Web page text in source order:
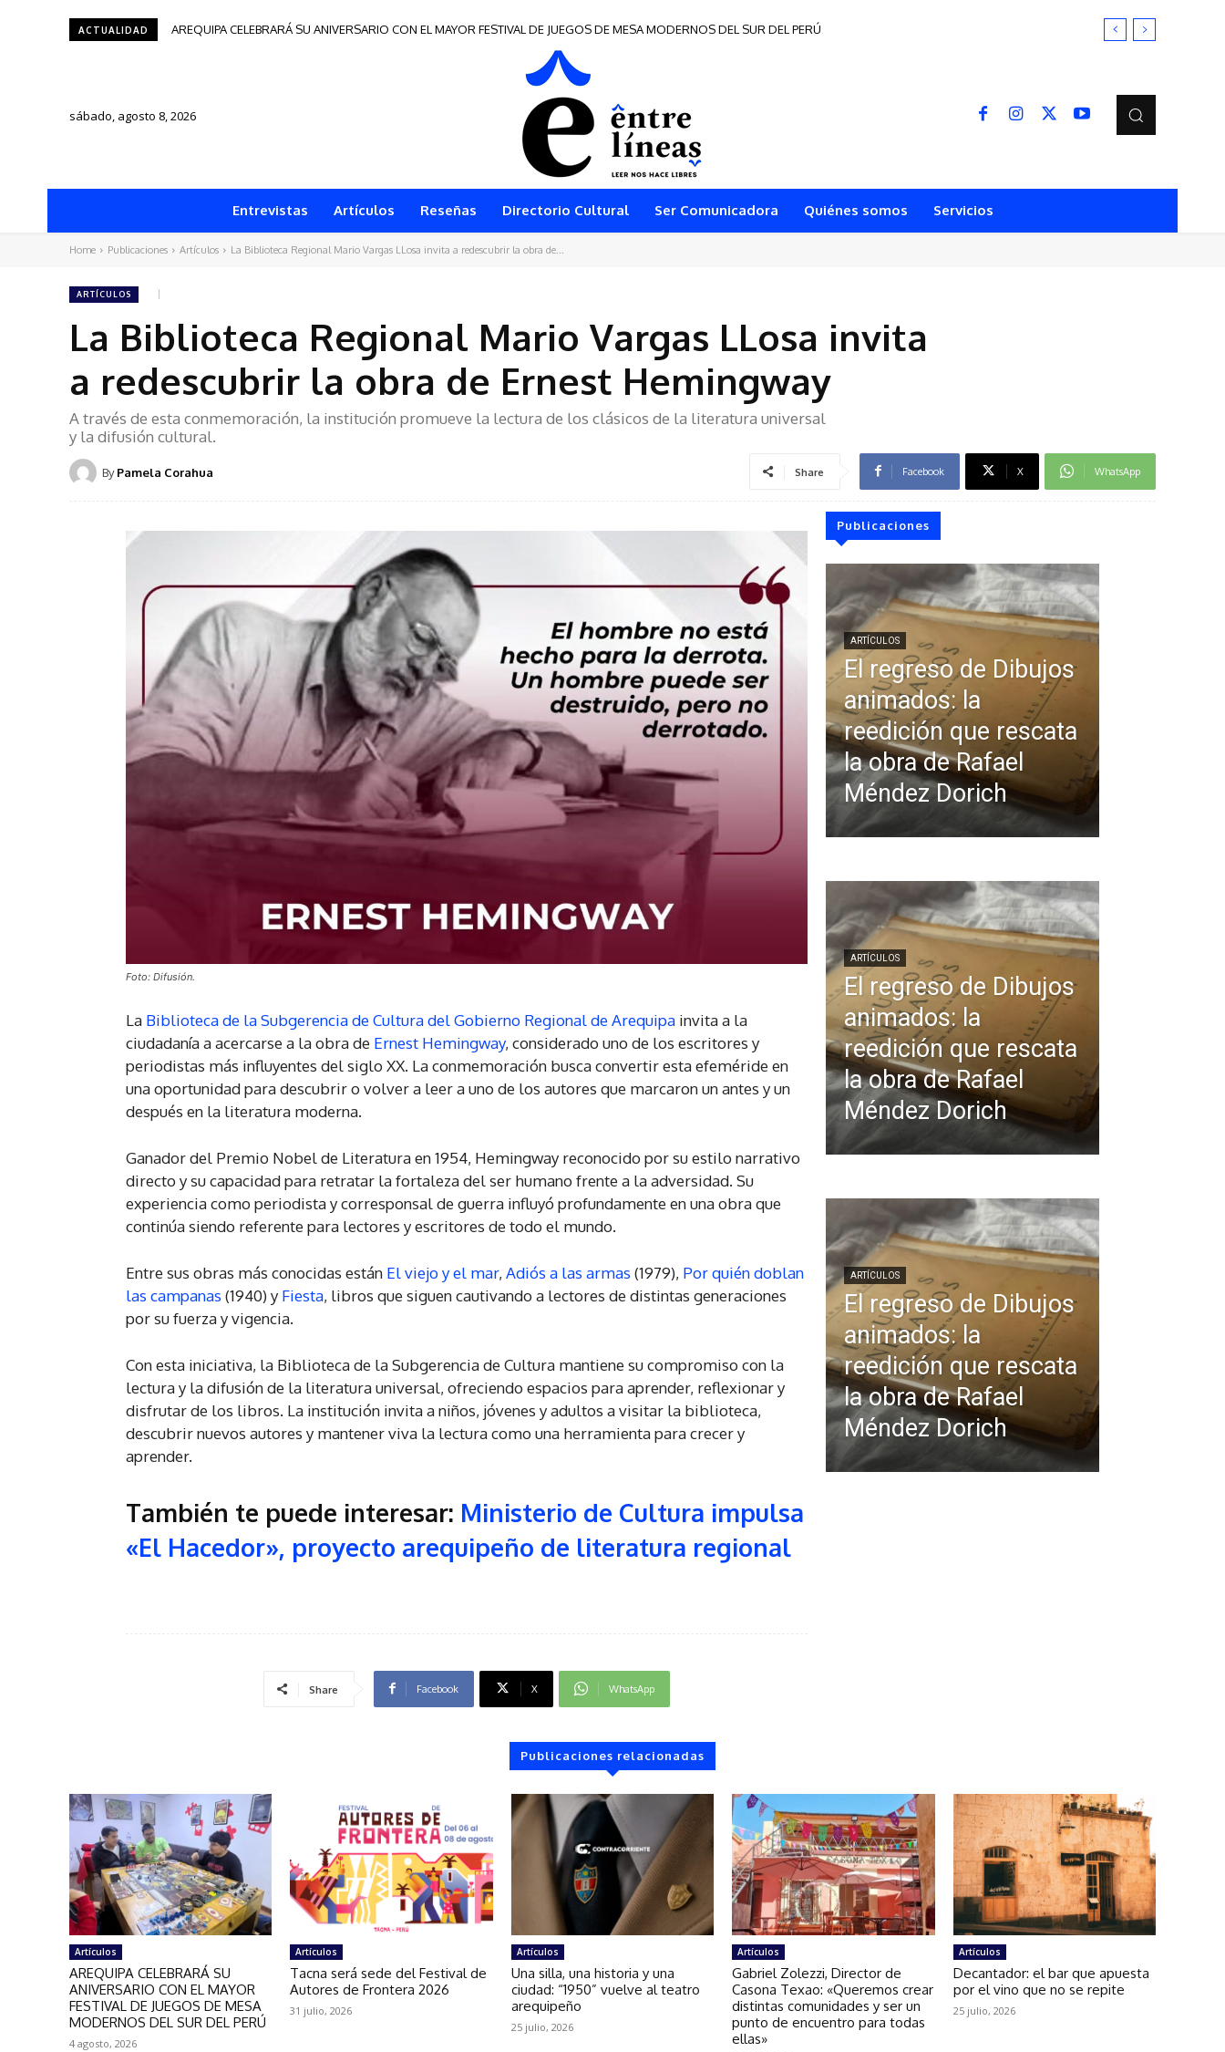
ACTUALIDAD AREQUIPA CELEBRARÁ SU ANIVERSARIO CON EL MAYOR FESTIVAL DE JUEGOS DE MESA MODERNOS DEL SUR DEL PERÚ
Tacna será sede del Festival de Autores de Frontera 2026
sábado, agosto 8, 2026
Entrevistas Artículos Reseñas Directorio Cultural Ser Comunicadora Quiénes somos Servicios
Home Publicaciones Artículos La Biblioteca Regional Mario Vargas LLosa invita a redescubrir la obra de...
ARTÍCULOS
La Biblioteca Regional Mario Vargas LLosa invita
a redescubrir la obra de Ernest Hemingway
A través de esta conmemoración, la institución promueve la lectura de los clásicos de la literatura universal
y la difusión cultural.
By Pamela Corahua Share Facebook X WhatsApp
Foto: Difusión.
La Biblioteca de la Subgerencia de Cultura del Gobierno Regional de Arequipa invita a la
ciudadanía a acercarse a la obra de Ernest Hemingway, considerado uno de los escritores y
periodistas más influyentes del siglo XX. La conmemoración busca convertir esta efeméride en
una oportunidad para descubrir o volver a leer a uno de los autores que marcaron un antes y un
después en la literatura moderna.
Ganador del Premio Nobel de Literatura en 1954, Hemingway reconocido por su estilo narrativo
directo y su capacidad para retratar la fortaleza del ser humano frente a la adversidad. Su
experiencia como periodista y corresponsal de guerra influyó profundamente en una obra que
continúa siendo referente para lectores y escritores de todo el mundo.
Entre sus obras más conocidas están El viejo y el mar, Adiós a las armas (1979), Por quién doblan
las campanas (1940) y Fiesta, libros que siguen cautivando a lectores de distintas generaciones
por su fuerza y vigencia.
Con esta iniciativa, la Biblioteca de la Subgerencia de Cultura mantiene su compromiso con la
lectura y la difusión de la literatura universal, ofreciendo espacios para aprender, reflexionar y
disfrutar de los libros. La institución invita a niños, jóvenes y adultos a visitar la biblioteca,
descubrir nuevos autores y mantener viva la lectura como una herramienta para crecer y
aprender.
También te puede interesar: Ministerio de Cultura impulsa
«El Hacedor», proyecto arequipeño de literatura regional
Share Facebook X WhatsApp
Publicaciones
ARTÍCULOS
El regreso de Dibujos
animados: la
reedición que rescata
la obra de Rafael
Méndez Dorich
ARTÍCULOS
El regreso de Dibujos
animados: la
reedición que rescata
la obra de Rafael
Méndez Dorich
ARTÍCULOS
El regreso de Dibujos
animados: la
reedición que rescata
la obra de Rafael
Méndez Dorich
Publicaciones relacionadas
Artículos
AREQUIPA CELEBRARÁ SU
ANIVERSARIO CON EL MAYOR
FESTIVAL DE JUEGOS DE MESA
MODERNOS DEL SUR DEL PERÚ
4 agosto, 2026
Artículos
Tacna será sede del Festival de
Autores de Frontera 2026
31 julio, 2026
Artículos
Una silla, una historia y una
ciudad: “1950” vuelve al teatro
arequipeño
25 julio, 2026
Artículos
Gabriel Zolezzi, Director de
Casona Texao: «Queremos crear
distintas comunidades y ser un
punto de encuentro para todas
ellas»
Artículos
Decantador: el bar que apuesta
por el vino que no se repite
25 julio, 2026